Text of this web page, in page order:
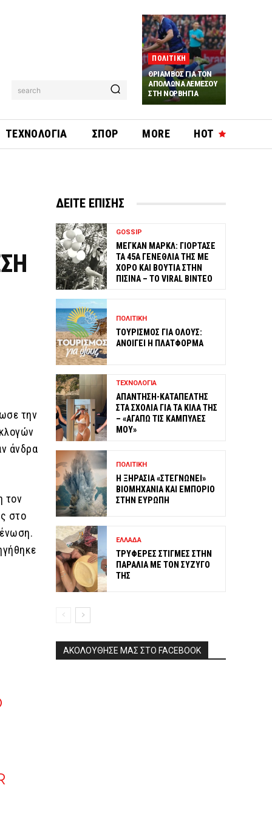
search
ΠΟΛΙΤΙΚΗ
ΘΡΙΑΜΒΟΣ ΓΙΑ ΤΟΝ
ΑΠΟΛΛΩΝΑ ΛΕΜΕΣΟΥ
ΣΤΗ ΝΟΡΒΗΓΙΑ
HOT
ΤΕΧΝΟΛΟΓΙΑ ΣΠΟΡ MORE
την
άνδρα
τον
στο
ΔΕΙΤΕ ΕΠΙΣΗΣ
GOSSIP
ΜΕΓΚΑΝ ΜΑΡΚΛ: ΓΙΟΡΤΑΣΕ
ΤΑ 45Α ΓΕΝΕΘΛΙΑ ΤΗΣ ΜΕ
ΧΟΡΟ ΚΑΙ ΒΟΥΤΙΑ ΣΤΗΝ
ΠΙΣΙΝΑ – ΤΟ VIRAL ΒΙΝΤΕΟ
ΠΟΛΙΤΙΚΗ
ΤΟΥΡΙΣΜΟΣ ΓΙΑ ΟΛΟΥΣ:
ΑΝΟΙΓΕΙ Η ΠΛΑΤΦΟΡΜΑ
ΤΕΧΝΟΛΟΓΙΑ
ΑΠΑΝΤΗΣΗ-ΚΑΤΑΠΕΛΤΗΣ
ΣΤΑ ΣΧΟΛΙΑ ΓΙΑ ΤΑ ΚΙΛΑ ΤΗΣ
– «ΑΓΑΠΩ ΤΙΣ ΚΑΜΠΥΛΕΣ
ΜΟΥ»
ΠΟΛΙΤΙΚΗ
Η ΞΗΡΑΣΙΑ «ΣΤΕΓΝΩΝΕΙ»
ΒΙΟΜΗΧΑΝΙΑ ΚΑΙ ΕΜΠΟΡΙΟ
ΣΤΗΝ ΕΥΡΩΠΗ
ΕΛΛΑΔΑ
ΤΡΥΦΕΡΕΣ ΣΤΙΓΜΕΣ ΣΤΗΝ
ΠΑΡΑΛΙΑ ΜΕ ΤΟΝ ΣΥΖΥΓΟ
ΤΗΣ
ΑΚΟΛΟΥΘΗΣΕ ΜΑΣ ΣΤΟ FACEBOOK